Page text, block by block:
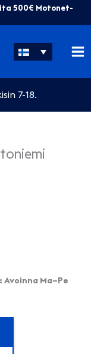
500€ Motonet-
7-18.
Ma–Pe